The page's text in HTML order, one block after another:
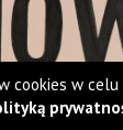
cookies w celu